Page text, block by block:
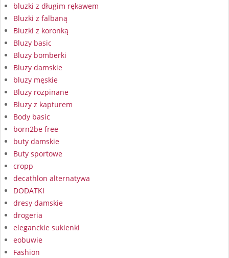
bluzki z długim rękawem
Bluzki z falbaną
Bluzki z koronką
Bluzy basic
Bluzy bomberki
Bluzy damskie
bluzy męskie
Bluzy rozpinane
Bluzy z kapturem
Body basic
born2be free
buty damskie
Buty sportowe
cropp
decathlon alternatywa
DODATKI
dresy damskie
drogeria
eleganckie sukienki
eobuwie
Fashion